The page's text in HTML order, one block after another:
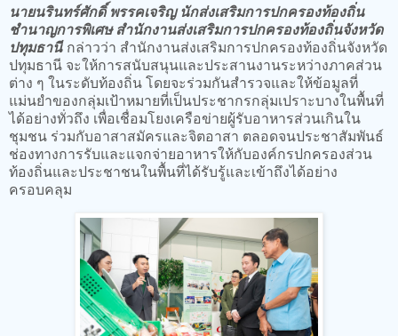
นายนรินทร์ศักดิ์ พรรคเจริญ นักส่งเสริมการปกครองท้องถิ่น
ชำนาญการพิเศษ สำนักงานส่งเสริมการปกครองท้องถิ่นจังหวัด
ปทุมธานีกล่าวว่า สำนักงานส่งเสริมการปกครองท้องถิ่นจังหวัด
ปทุมธานี จะให้การสนับสนุนและประสานงานระหว่างภาคส่วน
ต่าง ๆ ในระดับท้องถิ่น โดยจะร่วมกันสำรวจและให้ข้อมูลที่
แม่นยำของกลุ่มเป้าหมายที่เป็นประชากรกลุ่มเปราะบางในพื้นที่
ได้อย่างทั่วถึง เพื่อเชื่อมโยงเครือข่ายผู้รับอาหารส่วนเกินใน
ชุมชน ร่วมกับอาสาสมัครและจิตอาสา ตลอดจนประชาสัมพันธ์
ช่องทางการรับและแจกจ่ายอาหารให้กับองค์กรปกครองส่วน
ท้องถิ่นและประชาชนในพื้นที่ได้รับรู้และเข้าถึงได้อย่าง
ครอบคลุม